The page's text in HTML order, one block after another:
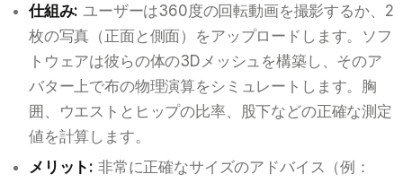
仕組み: ユーザーは360度の回転動画を撮影するか、2
枚の写真（正面と側面）をアップロードします。ソフ
トウェアは彼らの体の3Dメッシュを構築し、そのア
バター上で布の物理演算をシミュレートします。胸
囲、ウエストとヒップの比率、股下などの正確な測定
値を計算します。
メリット: 非常に正確なサイズのアドバイス（例：